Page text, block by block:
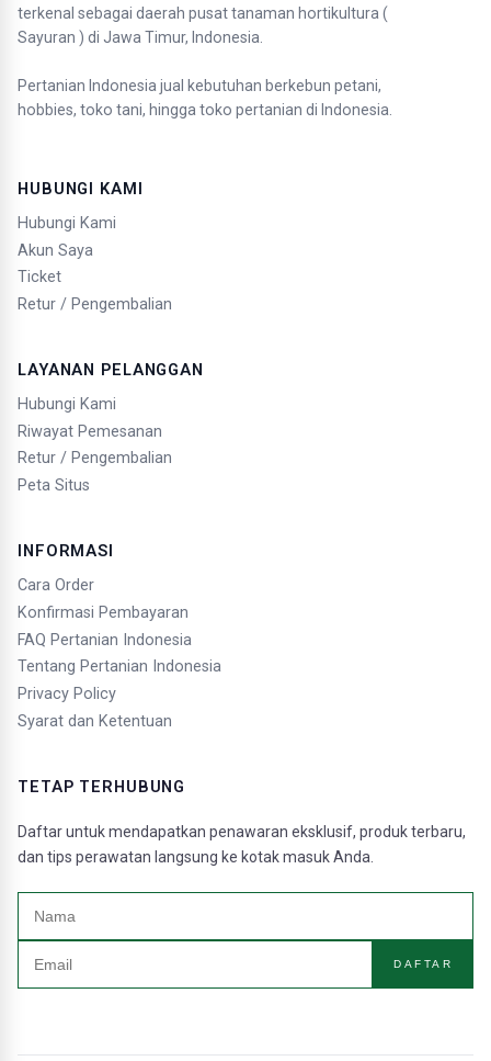
terkenal sebagai daerah pusat tanaman hortikultura (
Sayuran ) di Jawa Timur, Indonesia.
Pertanian Indonesia jual kebutuhan berkebun petani,
hobbies, toko tani, hingga toko pertanian di Indonesia.
HUBUNGI KAMI
Hubungi Kami
Akun Saya
Ticket
Retur / Pengembalian
LAYANAN PELANGGAN
Hubungi Kami
Riwayat Pemesanan
Retur / Pengembalian
Peta Situs
INFORMASI
Cara Order
Konfirmasi Pembayaran
FAQ Pertanian Indonesia
Tentang Pertanian Indonesia
Privacy Policy
Syarat dan Ketentuan
TETAP TERHUBUNG
Daftar untuk mendapatkan penawaran eksklusif, produk terbaru,
dan tips perawatan langsung ke kotak masuk Anda.
DAFTAR